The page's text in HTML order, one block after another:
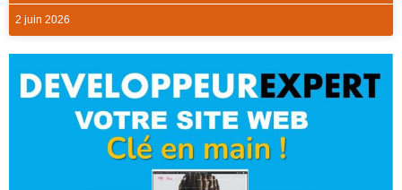
2 juin 2026